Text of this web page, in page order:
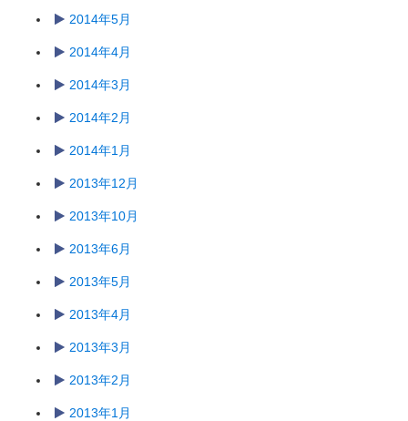
2014年5月
2014年4月
2014年3月
2014年2月
2014年1月
2013年12月
2013年10月
2013年6月
2013年5月
2013年4月
2013年3月
2013年2月
2013年1月